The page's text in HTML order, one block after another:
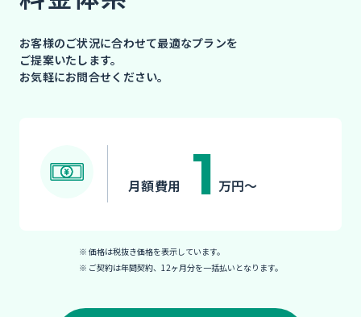
お客様のご状況に合わせて最適なプランを
ご提案いたします。
お気軽にお問合せください。
月額費用 1 万円〜
※ 価格は税抜き価格を表示しています。
※ ご契約は年間契約、12ヶ月分を一括払いとなります。